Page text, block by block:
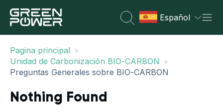
Español
Pagina principal »
Unidad de Carbonización BIO-CARBON »
Preguntas Generales sobre BIO-CARBON
Nothing Found